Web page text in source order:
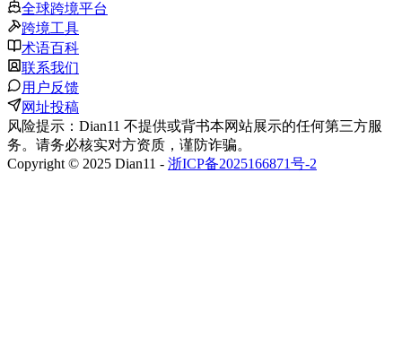
全球跨境平台
跨境工具
术语百科
联系我们
用户反馈
网址投稿
风险提示：Dian11 不提供或背书本网站展示的任何第三方服
务。请务必核实对方资质，谨防诈骗。
Copyright © 2025 Dian11 - 浙ICP备2025166871号-2